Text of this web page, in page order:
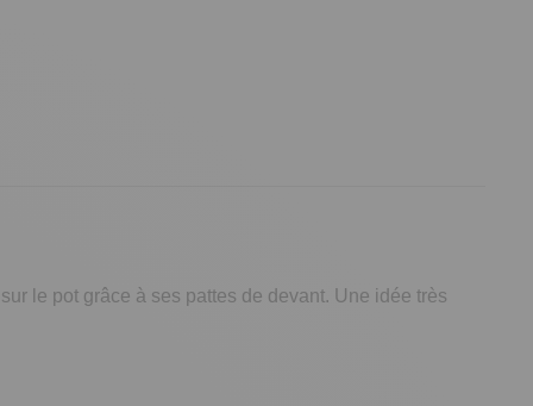
le pot grâce à ses pattes de devant. Une idée très